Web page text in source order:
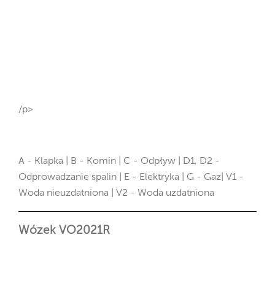
/p>
A - Klapka | B - Komin | C - Odpływ | D1, D2 -
Odprowadzanie spalin | E - Elektryka | G - Gaz| V1 -
Woda nieuzdatniona | V2 - Woda uzdatniona
Wózek VO2021R